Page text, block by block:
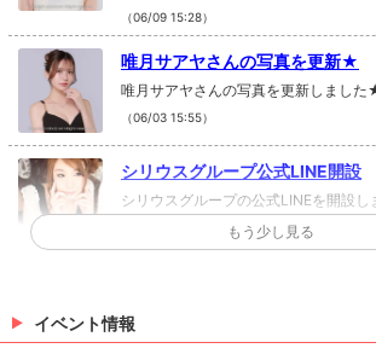
（06/09 15:28）
唯月サアヤさんの写真を更新★
唯月サアヤさんの写真を更新しました
（06/03 15:55）
シリウスグループ公式LINE開設
シリウスグループの公式LINEを開設し
な情報をどんどん発信していきますの
しくお願い致します！↓↓↓↓↓公式
桜咲ヒナさんを新規掲載♪
桜咲ヒナさんを新規掲載しました♪
もう少し見る
イベント情報